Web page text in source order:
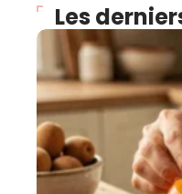
Les